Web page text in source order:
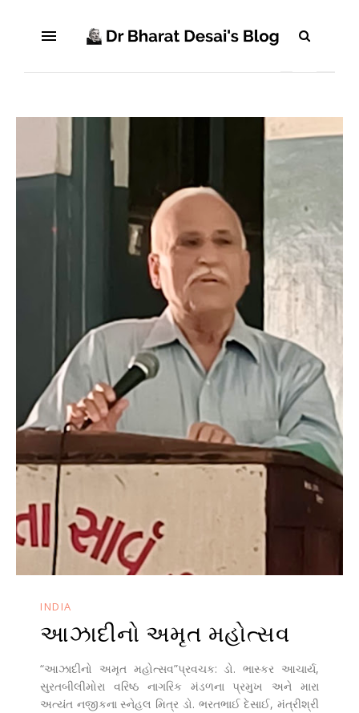
INDIA
આઝાદીનો અમૃત મહોત્સવ
“આઝાદીનો અમૃત મહોત્સવ”પ્રવચક: ડો. ભાસ્કર આચાર્ય,
સુરતબીલીમોરા વરિષ્ઠ નાગરિક મંડળના પ્રમુખ અને મારા
અત્યંત નજીકના સ્નેહલ મિત્ર ડો. ભરતભાઈ દેસાઈ, મંત્રીશ્રી